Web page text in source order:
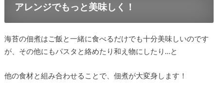
アレンジでもっと美味しく！
海苔の佃煮はご飯と一緒に食べるだけでも十分美味しいのです
が、その他にもパスタと絡めたり和え物にしたり…と
他の食材と組み合わせることで、佃煮が大変身します！